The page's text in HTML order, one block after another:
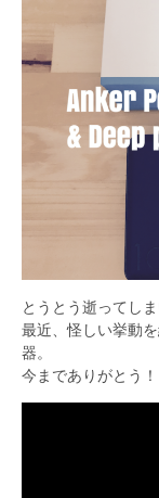
とうとう逝ってしま
最近、怪しい挙動
器。
今までありがとう！